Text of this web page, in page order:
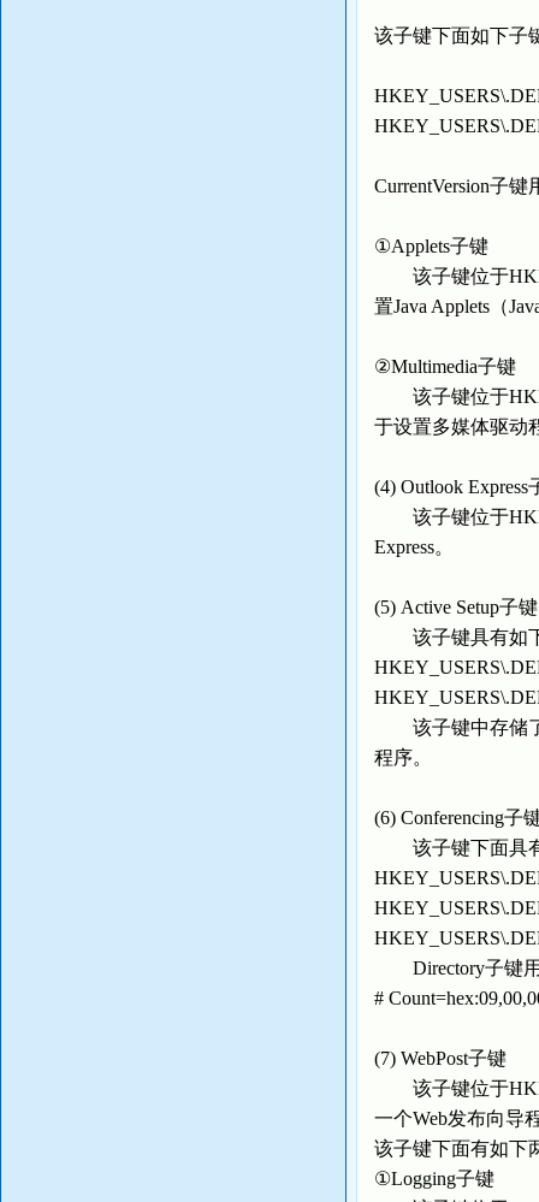
该子键下面如下子
CurrentVersion子
①Applets子键
该子键位于
置Java Applets（
②Multimedia子键
该子键位于
于设置多媒体驱动
(4) Outlook Express
该子键位于
Express。
(5) Active Setup子键
该子键具有如
该子键中存储了
程序。
(6) Conferencing子
该子键下面具
Directory子键用
#
(7) WebPost子键
该子键位于
一个Web发布向导
该子键下面有如下
①Logging子键